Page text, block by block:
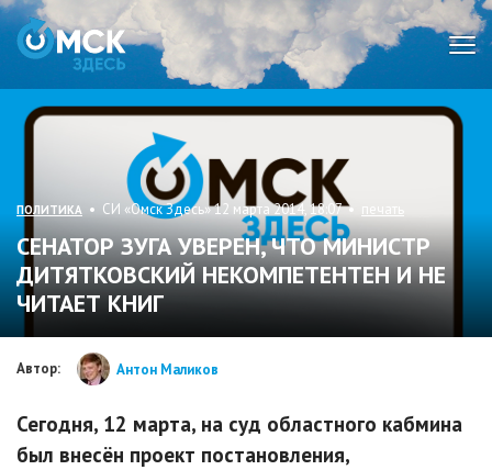
ПОЛИТИКА • СИ «Омск Здесь» 12 марта 2014, 18:07 • печать
СЕНАТОР ЗУГА УВЕРЕН, ЧТО МИНИСТР
ДИТЯТКОВСКИЙ НЕКОМПЕТЕНТЕН И НЕ
ЧИТАЕТ КНИГ
Автор: Антон Маликов
Сегодня, 12 марта, на суд областного кабмина
был внесён проект постановления,